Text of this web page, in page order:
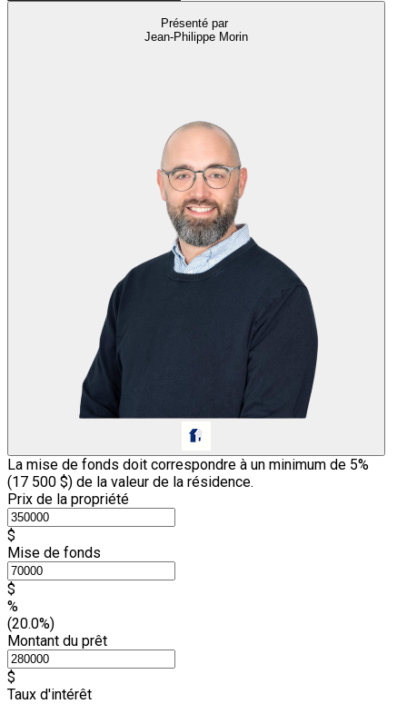
Présenté par
Jean-Philippe Morin
La mise de fonds doit correspondre à un minimum de 5%
(17 500 $) de la valeur de la résidence.
Prix de la propriété
$
Mise de fonds
$
%
(20.0%)
Montant du prêt
$
Taux d'intérêt